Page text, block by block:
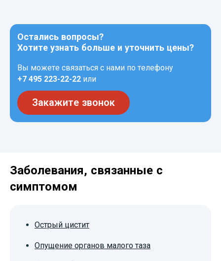
Остались вопросы?
Хотите узнать больше и уточнить цены?
Вы можете связаться с нами по телефону
+7 495 223-22-22 или
Закажите звонок
Заболевания, связанные с
симптомом
Острый цистит
Опущение органов малого таза